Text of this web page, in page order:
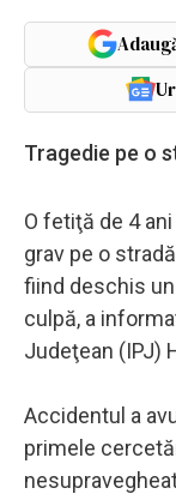
Tragedie pe o
O fetiţă de 4
grav pe o
fiind deschis
culpă, a
Judeţean (IPJ)
Accidentul a
primele